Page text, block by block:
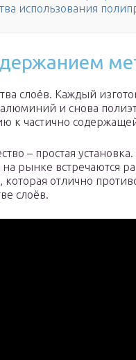
использования
слоёв. Каждый
и снова
к частично
– простая
рынке встречаются
которая отлично
слоёв.